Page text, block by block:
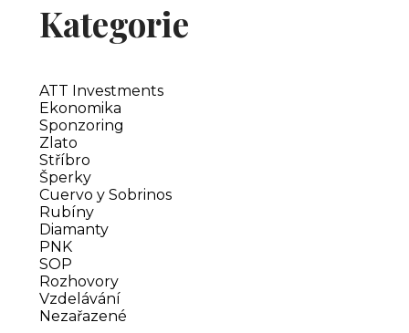
Kategorie
ATT Investments
Ekonomika
Sponzoring
Zlato
Stříbro
Šperky
Cuervo y Sobrinos
Rubíny
Diamanty
PNK
SOP
Rozhovory
Vzdelávání
Nezařazené